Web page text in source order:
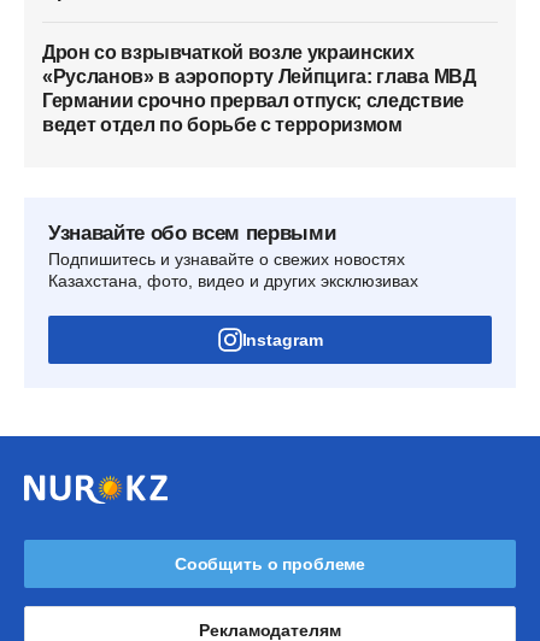
Дрон со взрывчаткой возле украинских
«Русланов» в аэропорту Лейпцига: глава МВД
Германии срочно прервал отпуск; следствие
ведет отдел по борьбе с терроризмом
Узнавайте обо всем первыми
Подпишитесь и узнавайте о свежих новостях
Казахстана, фото, видео и других эксклюзивах
Instagram
Сообщить о проблеме
Рекламодателям